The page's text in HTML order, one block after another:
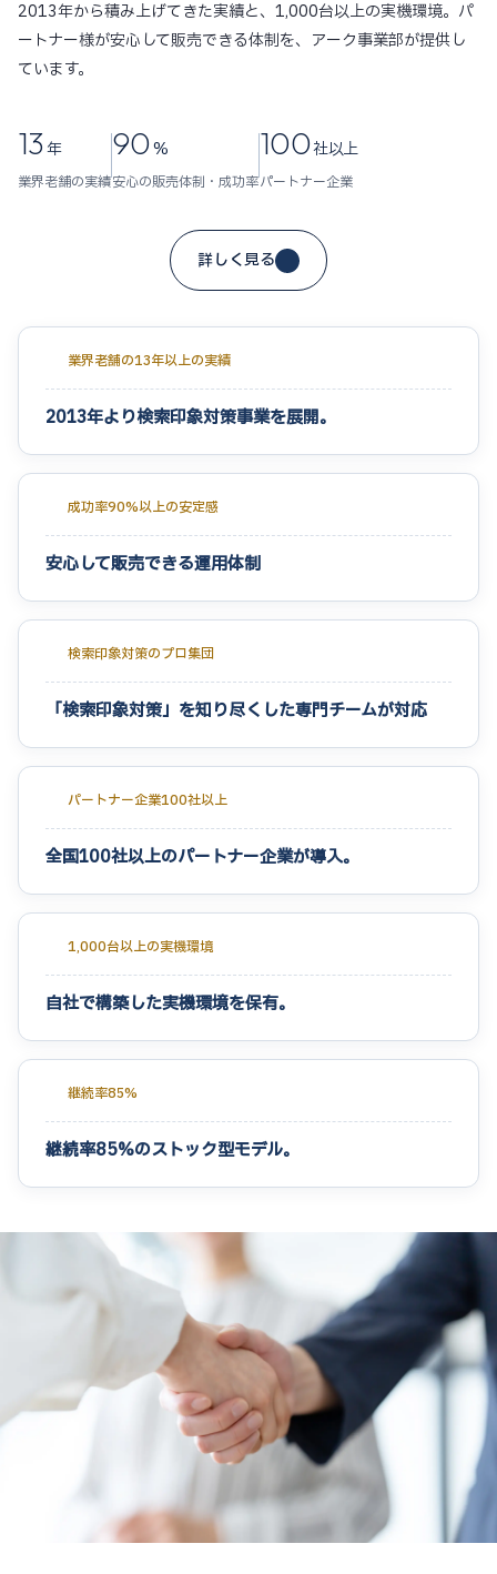
2013年から積み上げてきた実績と、1,000台以上の実機環境。パ
ートナー様が安心して販売できる体制を、アーク事業部が提供し
ています。
13年
業界老舗の実績
90%
安心の販売体制・成功率
100社以上
パートナー企業
詳しく見る
業界老舗の13年以上の実績
2013年より検索印象対策事業を展開。
成功率90%以上の安定感
安心して販売できる運用体制
検索印象対策のプロ集団
「検索印象対策」を知り尽くした専門チームが対応
パートナー企業100社以上
全国100社以上のパートナー企業が導入。
1,000台以上の実機環境
自社で構築した実機環境を保有。
継続率85%
継続率85%のストック型モデル。